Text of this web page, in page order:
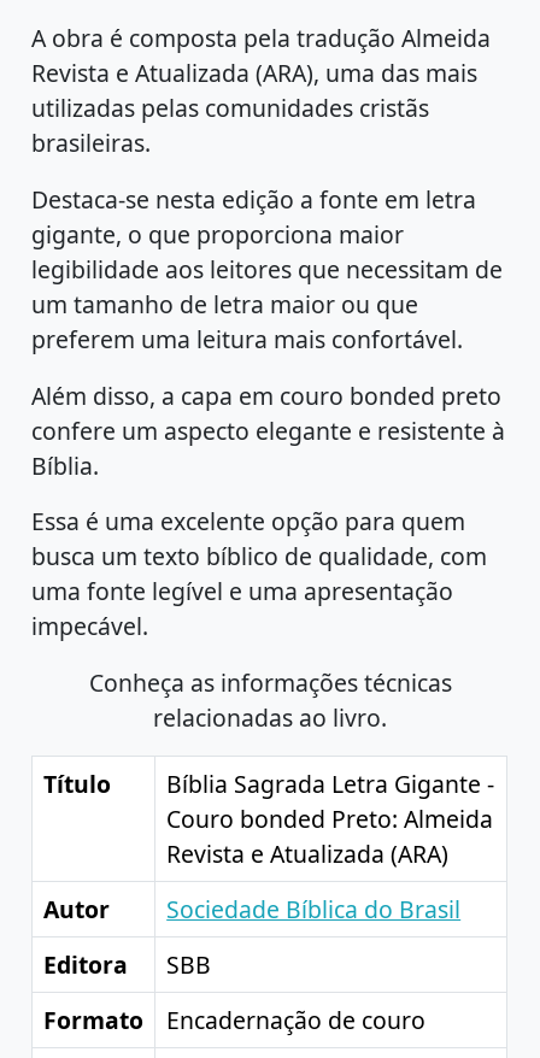
A obra é composta pela tradução Almeida
Revista e Atualizada (ARA), uma das mais
utilizadas pelas comunidades cristãs
brasileiras.
Destaca-se nesta edição a fonte em letra
gigante, o que proporciona maior
legibilidade aos leitores que necessitam de
um tamanho de letra maior ou que
preferem uma leitura mais confortável.
Além disso, a capa em couro bonded preto
confere um aspecto elegante e resistente à
Bíblia.
Essa é uma excelente opção para quem
busca um texto bíblico de qualidade, com
uma fonte legível e uma apresentação
impecável.
Conheça as informações técnicas
relacionadas ao livro.
Título
Bíblia Sagrada Letra Gigante -
Couro bonded Preto: Almeida
Revista e Atualizada (ARA)
Autor
Sociedade Bíblica do Brasil
Editora
SBB
Formato
Encadernação de couro